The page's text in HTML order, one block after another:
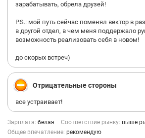
зарабатывать, обрела друзей!
P.S.: мой путь сейчас поменял вектор в
в другой отдел, в чем меня поддержало
возможность реализовать себя в новом!
до скорых встреч)
Отрицательные стороны
все устраивает!
Зарплата: белая Соответствие рынку: выше
Общее впечатление: рекомендую